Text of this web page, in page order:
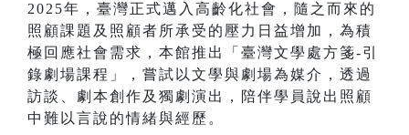
2025年，臺灣正式邁入高齡化社會，隨之而來的
照顧課題及照顧者所承受的壓力日益增加，為積
極回應社會需求，本館推出「臺灣文學處方箋-引
錄劇場課程」，嘗試以文學與劇場為媒介，透過
訪談、劇本創作及獨劇演出，陪伴學員說出照顧
中難以言說的情緒與經歷。